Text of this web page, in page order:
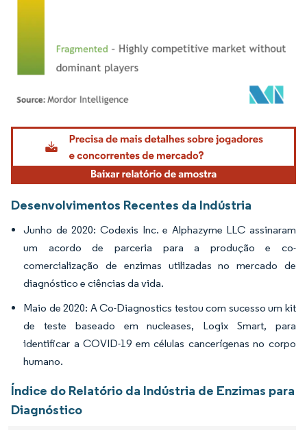
Imagem © Mordor Intelligence. O reuso requer atribuição conforme CC BY 4.0.
Desenvolvimentos Recentes da Indústria
Junho de 2020: Codexis Inc. e Alphazyme LLC assinaram
um acordo de parceria para a produção e co-
comercialização de enzimas utilizadas no mercado de
diagnóstico e ciências da vida.
Maio de 2020: A Co-Diagnostics testou com sucesso um kit
de teste baseado em nucleases, Logix Smart, para
identificar a COVID-19 em células cancerígenas no corpo
humano.
Índice do Relatório da Indústria de Enzimas para
Diagnóstico